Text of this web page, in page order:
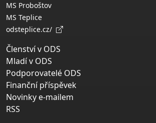
MS Proboštov
MS Teplice
odsteplice.cz/
Členství v ODS
Mladí v ODS
Podporovatelé ODS
Finanční příspěvek
Novinky e-mailem
RSS